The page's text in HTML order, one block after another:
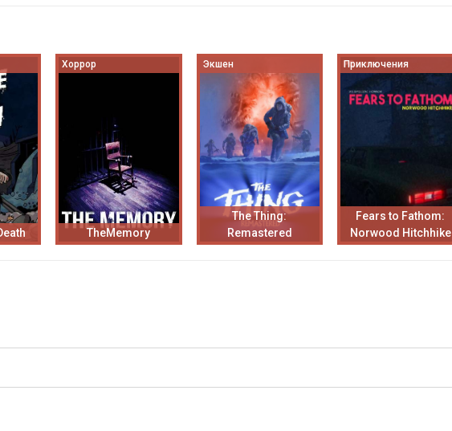
Хоррор
TheMemory
Экшен
The Thing:
Remastered
Приключения
Fears to Fathom:
Norwood Hitchhike